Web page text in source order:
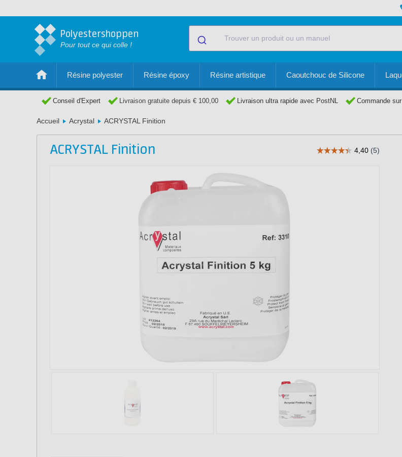
Polyestershoppen
Pour tout ce qui colle !
Résine polyester Résine époxy Résine artistique Caoutchouc de Silicone
Conseil d'Expert Livraison gratuite depuis € 100,00 Livraison ultra rapide avec PostNL Commande
Accueil Acrystal ACRYSTAL Finition
ACRYSTAL Finition